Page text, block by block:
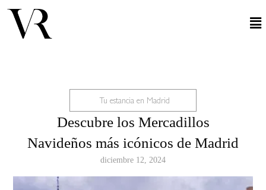
Tu estancia en Madrid
Descubre los Mercadillos
Navideños más icónicos de Madrid
diciembre 12, 2024